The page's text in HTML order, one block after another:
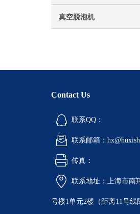
真空脱泡机
Contact Us
联系QQ：
联系邮箱：
传真：
联系地址：上海市南
号楼1单元2楼（距离11号线